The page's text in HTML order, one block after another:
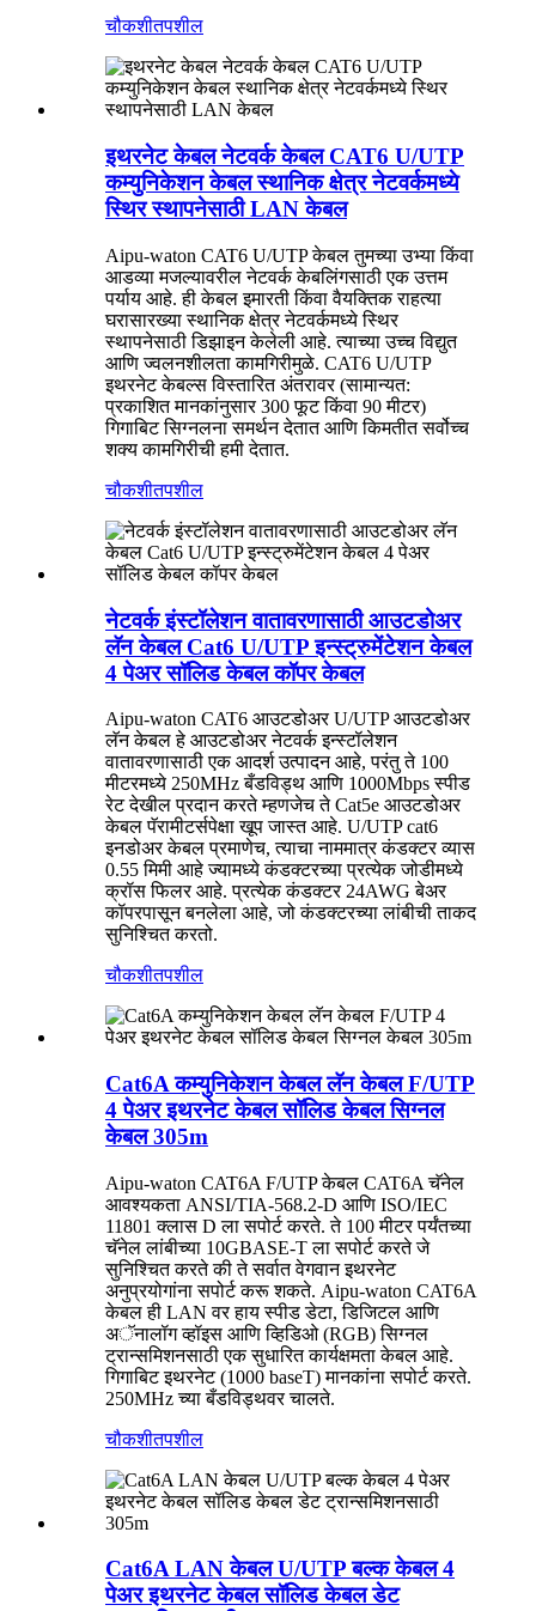
चौकशीतपशील
इथरनेट केबल नेटवर्क केबल CAT6 U/UTP
कम्युनिकेशन केबल स्थानिक क्षेत्र नेटवर्कमध्ये
स्थिर स्थापनेसाठी LAN केबल
Aipu-waton CAT6 U/UTP केबल तुमच्या उभ्या किंवा
आडव्या मजल्यावरील नेटवर्क केबलिंगसाठी एक उत्तम
पर्याय आहे. ही केबल इमारती किंवा वैयक्तिक राहत्या
घरासारख्या स्थानिक क्षेत्र नेटवर्कमध्ये स्थिर
स्थापनेसाठी डिझाइन केलेली आहे. त्याच्या उच्च विद्युत
आणि ज्वलनशीलता कामगिरीमुळे. CAT6 U/UTP
इथरनेट केबल्स विस्तारित अंतरावर (सामान्यत:
प्रकाशित मानकांनुसार 300 फूट किंवा 90 मीटर)
गिगाबिट सिग्नलना समर्थन देतात आणि किमतीत सर्वोच्च
शक्य कामगिरीची हमी देतात.
चौकशीतपशील
नेटवर्क इंस्टॉलेशन वातावरणासाठी आउटडोअर
लॅन केबल Cat6 U/UTP इन्स्ट्रुमेंटेशन केबल
4 पेअर सॉलिड केबल कॉपर केबल
Aipu-waton CAT6 आउटडोअर U/UTP आउटडोअर
लॅन केबल हे आउटडोअर नेटवर्क इन्स्टॉलेशन
वातावरणासाठी एक आदर्श उत्पादन आहे, परंतु ते 100
मीटरमध्ये 250MHz बँडविड्थ आणि 1000Mbps स्पीड
रेट देखील प्रदान करते म्हणजेच ते Cat5e आउटडोअर
केबल पॅरामीटर्सपेक्षा खूप जास्त आहे. U/UTP cat6
इनडोअर केबल प्रमाणेच, त्याचा नाममात्र कंडक्टर व्यास
0.55 मिमी आहे ज्यामध्ये कंडक्टरच्या प्रत्येक जोडीमध्ये
क्रॉस फिलर आहे. प्रत्येक कंडक्टर 24AWG बेअर
कॉपरपासून बनलेला आहे, जो कंडक्टरच्या लांबीची ताकद
सुनिश्चित करतो.
चौकशीतपशील
Cat6A कम्युनिकेशन केबल लॅन केबल F/UTP
4 पेअर इथरनेट केबल सॉलिड केबल सिग्नल
केबल 305m
Aipu-waton CAT6A F/UTP केबल CAT6A चॅनेल
आवश्यकता ANSI/TIA-568.2-D आणि ISO/IEC
11801 क्लास D ला सपोर्ट करते. ते 100 मीटर पर्यंतच्या
चॅनेल लांबीच्या 10GBASE-T ला सपोर्ट करते जे
सुनिश्चित करते की ते सर्वात वेगवान इथरनेट
अनुप्रयोगांना सपोर्ट करू शकते. Aipu-waton CAT6A
केबल ही LAN वर हाय स्पीड डेटा, डिजिटल आणि
अॅनालॉग व्हॉइस आणि व्हिडिओ (RGB) सिग्नल
ट्रान्समिशनसाठी एक सुधारित कार्यक्षमता केबल आहे.
गिगाबिट इथरनेट (1000 baseT) मानकांना सपोर्ट करते.
250MHz च्या बँडविड्थवर चालते.
चौकशीतपशील
Cat6A LAN केबल U/UTP बल्क केबल 4
पेअर इथरनेट केबल सॉलिड केबल डेट